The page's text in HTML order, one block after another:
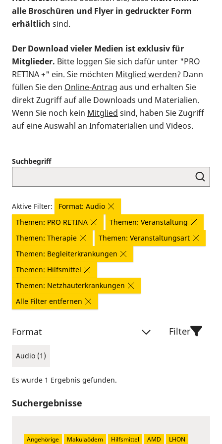
alle Broschüren und Flyer in gedruckter Form
erhältlich sind.
Der Download vieler Medien ist exklusiv für
Mitglieder. Bitte loggen Sie sich dafür unter "PRO
RETINA +" ein. Sie möchten Mitglied werden? Dann
füllen Sie den Online-Antrag aus und erhalten Sie
direkt Zugriff auf alle Downloads und Materialien.
Wenn Sie noch kein Mitglied sind, haben Sie Zugriff
auf eine Auswahl an Infomaterialien und Videos.
Suchbegriff
Aktive Filter:
Format: Audio
Themen: PRO RETINA
Themen: Veranstaltung
Themen: Therapie
Themen: Veranstaltungsart
Themen: Begleiterkrankungen
Themen: Hilfsmittel
Themen: Netzhauterkrankungen
Alle Filter entfernen
Format
Audio (1)
Filter
Es wurde 1 Ergebnis gefunden.
Suchergebnisse
Angehörige Makulaödem Hilfsmittel AMD
LHON